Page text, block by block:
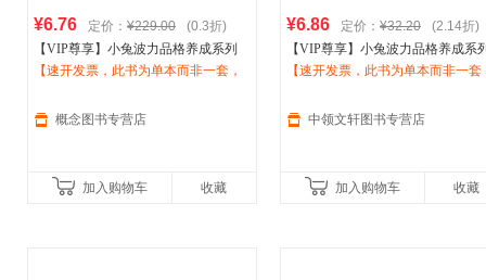
¥6.76 定价： ¥229.00
(0.3折)
【VIP尊享】小兔波力品格养成系列
邢培健 著；布丽吉特·威宁格；伊芙
【速开发票，此书为单本而非一套，
概念图书专营店
加入购物车 收藏
¥6.86 定价： ¥32.20
(2.14折)
【VIP尊享】小兔波力品格养成系
邢培健 著；布丽吉特·威宁格；伊
【速开发票，此书为单本而非一套
中领文轩图书专营店
加入购物车 收藏